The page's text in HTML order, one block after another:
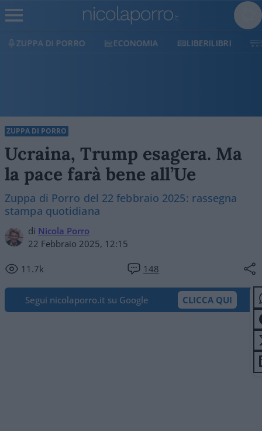
ECONOMIA LIBERILIBRI SHOP SOSTIENICI
ZUPPA DI PORRO
Ucraina, Trump esagera. Ma
la pace farà bene all’Ue
Zuppa di Porro del 22 febbraio 2025: rassegna
stampa quotidiana
di Nicola Porro
22 Febbraio 2025, 12:15
11.7k 148
Segui nicolaporro.it su Google CLICCA QUI